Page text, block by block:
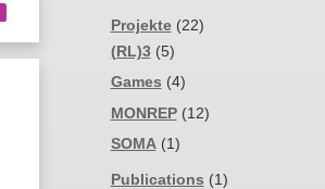
Projekte(22)
(RL)3(5)
Games (4)
MONREP(12)
SOMA(1)
Publications (1)